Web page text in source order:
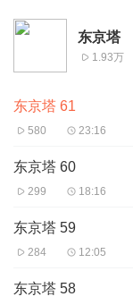
东京塔
1.93万
东京塔 61
580 23:16
东京塔 60
299 18:16
东京塔 59
284 12:05
东京塔 58